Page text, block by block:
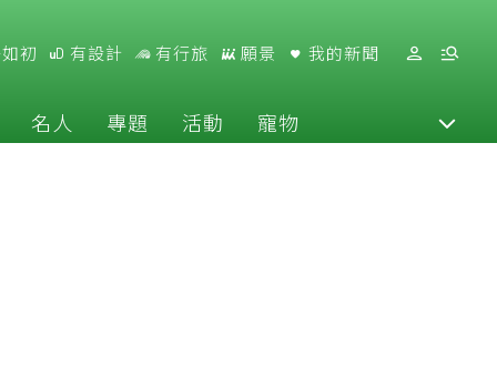
初 有設計 有行旅 願景 我的新聞
名人 專題 活動 寵物